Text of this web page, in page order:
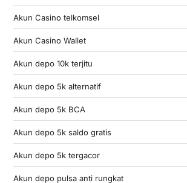
Akun Casino telkomsel
Akun Casino Wallet
Akun depo 10k terjitu
Akun depo 5k alternatif
Akun depo 5k BCA
Akun depo 5k saldo gratis
Akun depo 5k tergacor
Akun depo pulsa anti rungkat